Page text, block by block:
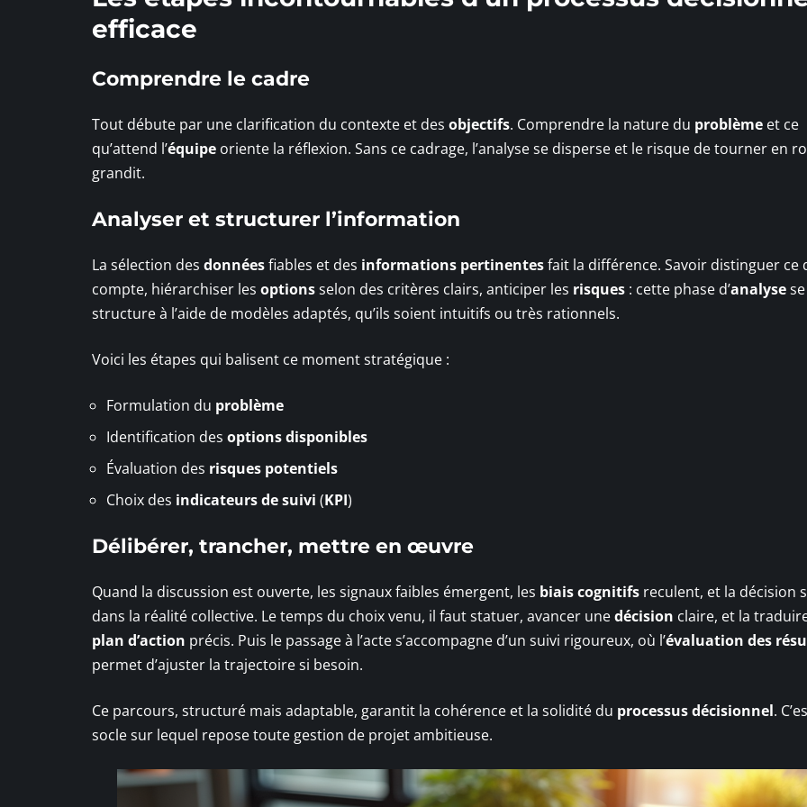
efficace
Comprendre le cadre
Tout débute par une clarification du contexte et des objectifs. Comprendre la nature du problème et ce
qu’attend l’équipe oriente la réflexion. Sans ce cadrage, l’analyse se disperse et le risque de tourner en
grandit.
Analyser et structurer l’information
La sélection des donnéesfiables et des informations pertinentesfait la différence. Savoir distinguer ce
compte, hiérarchiser les optionsselon des critères clairs, anticiper les risques : cette phase d’analysese
structure à l’aide de modèles adaptés, qu’ils soient intuitifs ou très rationnels.
Voici les étapes qui balisent ce moment stratégique :
Formulation du problème
Identification des options disponibles
Évaluation des risques potentiels
Choix des indicateurs de suivi (KPI)
Délibérer, trancher, mettre en œuvre
Quand la discussion est ouverte, les signaux faibles émergent, les biais cognitifs reculent, et la décision
dans la réalité collective. Le temps du choix venu, il faut statuer, avancer unedécision claire, et la
plan d’action précis. Puis le passage à l’acte s’accompagne d’un suivi rigoureux, où l’évaluation des
permet d’ajuster la trajectoire si besoin.
Ce parcours, structuré mais adaptable, garantit la cohérence et la solidité du processus décisionnel.
socle sur lequel repose toute gestion de projet ambitieuse.